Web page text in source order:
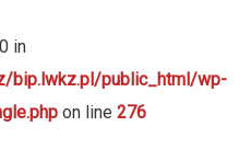
in
bip.lwkz.pl/public_html/wp-
on line 276